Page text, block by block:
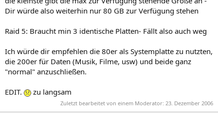
Dir würde also weiterhin nur 80 GB zur Verfügung stehen
Raid 5: Braucht min 3 identische Platten- Fällt also auch weg
Ich würde dir empfehlen die 80er als Systemplatte zu nutzten,
die 200er für Daten (Musik, Filme, usw) und beide ganz
"normal" anzuschließen.
EDIT. zu langsam
Zuletzt bearbeitet von einem Moderator: 23. Dezember 2006